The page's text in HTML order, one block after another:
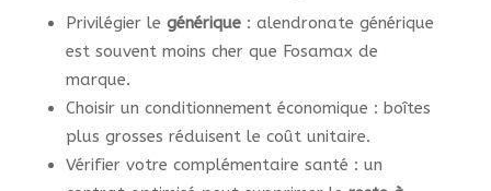
Privilégier le générique: alendronate générique
est souvent moins cher que Fosamax de
marque.
Choisir un conditionnement économique : boîtes
plus grosses réduisent le coût unitaire.
Vérifier votre complémentaire santé : un